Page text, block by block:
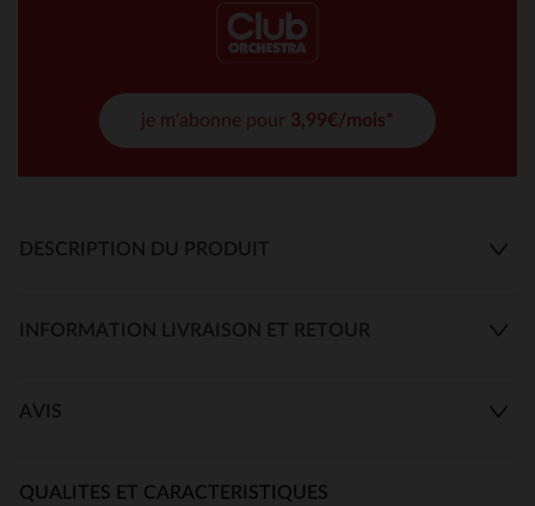
je m'abonne pour 3,99€/mois*
DESCRIPTION DU PRODUIT
INFORMATION LIVRAISON ET RETOUR
AVIS
QUALITES ET CARACTERISTIQUES